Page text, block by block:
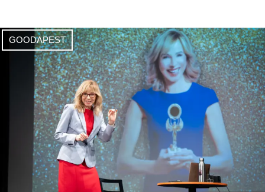
GOODAPEST